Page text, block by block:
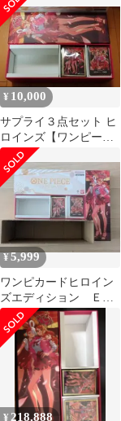
¥ 10,000
サプライ３点セット ヒ
ロインズ【ワンピース
カード】
¥5,999
ワンピカードヒロイン
ズエディション ＥＢ
ー０３ スペシャルセッ
ト（写真参照）
¥ 218,888